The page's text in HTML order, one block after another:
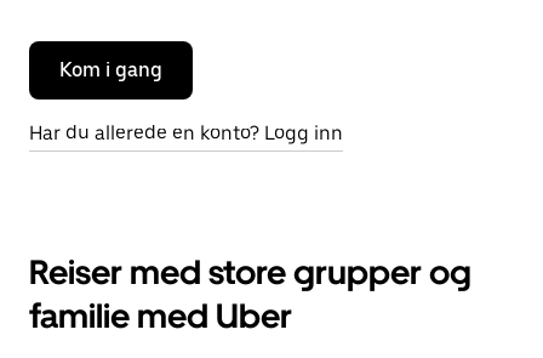
Kom i gang
Har du allerede en konto? Logg inn
Reiser med store grupper og
familie med Uber